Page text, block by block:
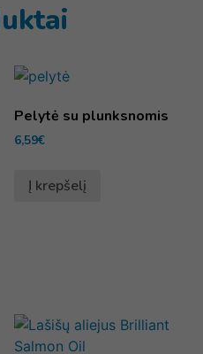
Pelytė su plunksnomis
6,59€
Į krepšelį